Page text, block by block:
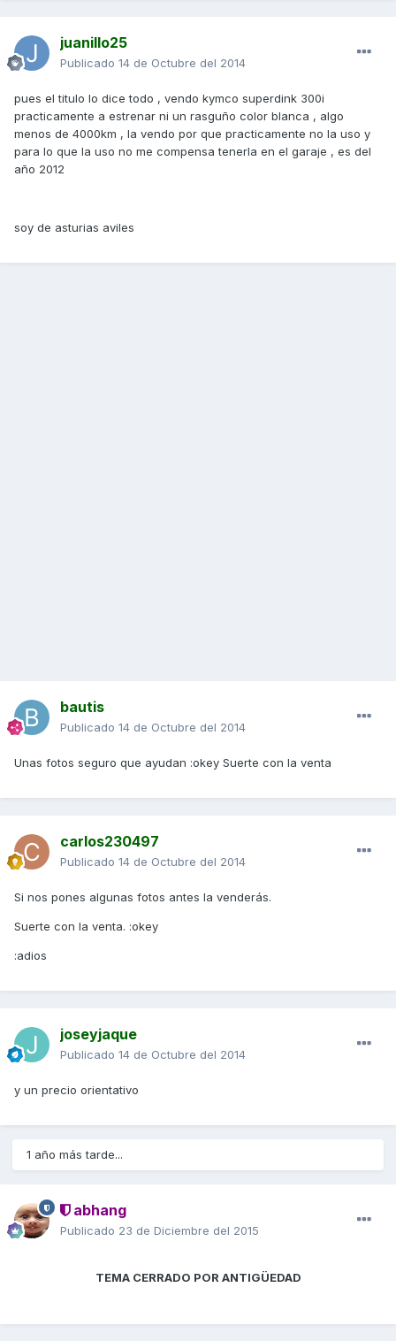
juanillo25
Publicado 14 de Octubre del 2014
pues el titulo lo dice todo , vendo kymco superdink 300i
practicamente a estrenar ni un rasguño color blanca , algo
menos de 4000km , la vendo por que practicamente no la uso y
para lo que la uso no me compensa tenerla en el garaje , es del
año 2012
soy de asturias aviles
bautis
Publicado 14 de Octubre del 2014
Unas fotos seguro que ayudan :okey Suerte con la venta
carlos230497
Publicado 14 de Octubre del 2014
Si nos pones algunas fotos antes la venderás.
Suerte con la venta. :okey
:adios
joseyjaque
Publicado 14 de Octubre del 2014
y un precio orientativo
1 año más tarde...
abhang
Publicado 23 de Diciembre del 2015
TEMA CERRADO POR ANTIGÜEDAD